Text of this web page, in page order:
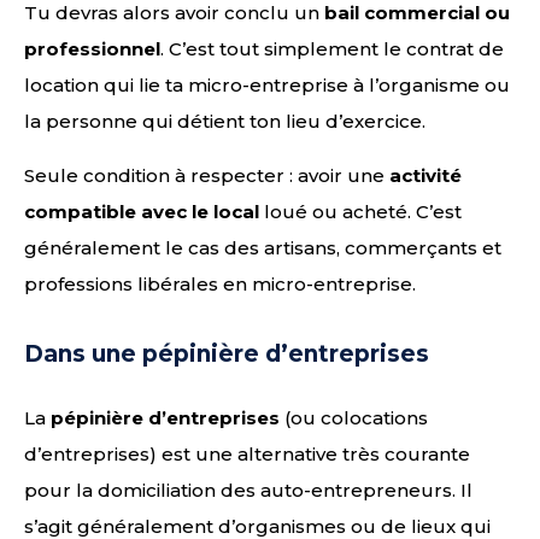
Tu devras alors avoir conclu un bail commercial ou
professionnel. C’est tout simplement le contrat de
location qui lie ta micro-entreprise à l’organisme ou
la personne qui détient ton lieu d’exercice.
Seule condition à respecter : avoir une activité
compatible avec le local loué ou acheté. C’est
généralement le cas des artisans, commerçants et
professions libérales en micro-entreprise.
Dans une pépinière d’entreprises
La pépinière d’entreprises (ou colocations
d’entreprises) est une alternative très courante
pour la domiciliation des auto-entrepreneurs. Il
s’agit généralement d’organismes ou de lieux qui